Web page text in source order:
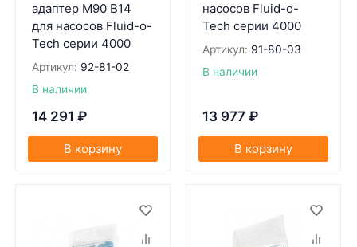
адаптер M90 B14
для насосов Fluid-o-
Tech серии 4000
Артикул: 92-81-02
В наличии
14 291 ₽
В корзину
насосов Fluid-o-
Tech серии 4000
Артикул: 91-80-03
В наличии
13 977 ₽
В корзину